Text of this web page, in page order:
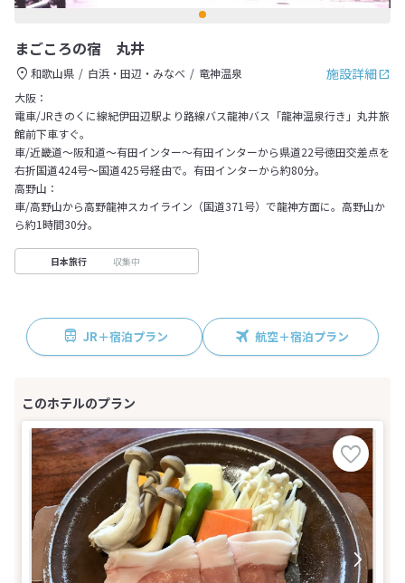
まごころの宿 丸井
施設詳細
和歌山県 白浜・田辺・みなべ
竜神温泉
大阪：
電車/JRきのくに線紀伊田辺駅より路線バス龍神バス「龍神温泉行き」丸井旅
館前下車すぐ。
車/近畿道～阪和道～有田インター～有田インターから県道22号徳田交差点を
右折国道424号～国道425号経由で。有田インターから約80分。
高野山：
車/高野山から高野龍神スカイライン（国道371号）で龍神方面に。高野山か
ら約1時間30分。
日本旅行 収集中
JR＋宿泊プラン 航空＋宿泊プラン